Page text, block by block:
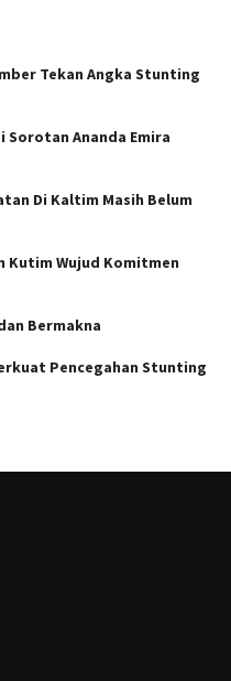
Tekan Angka Stunting
Sorotan Ananda Emira
Di Kaltim Masih Belum
Kutim Wujud Komitmen
Bermakna
Pencegahan Stunting